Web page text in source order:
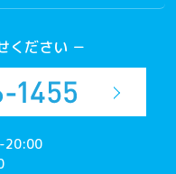
ください －
20:00